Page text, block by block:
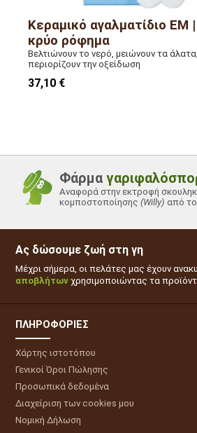
Κεραμικό αγαλματίδιο EM |
κρύο ρόφημα
Βελτιώνουν το νερό, μειώνουν τα άλατα,
περιορίζουν την οξείδωση
37,10 €
Φάρμα
Αναφορά στην εκτροφή
κομποστοποίησης (Willy) από το
Ας δώσουμε ζωή στη γη
Μέχρι σήμερα, οι πελάτες μας έχουν
αποβλήτων χρησιμοποιώντας τα
ΠΛΗΡΟΦΟΡΊΕΣ
Χάρτης ιστοτόπου
Γενικοί Όροι Πώλησης
Προσωπικά δεδομένα
Διαχείριση των cookies μου
Νομική Δήλωση